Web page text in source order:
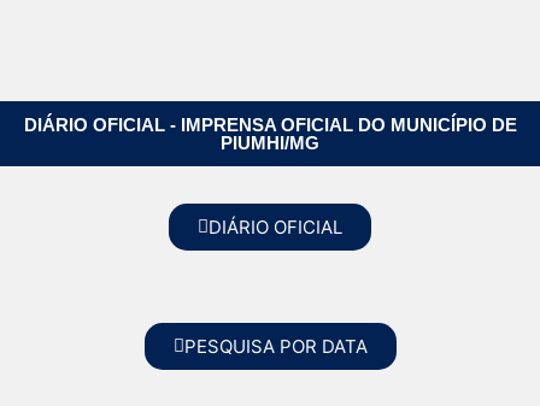
DIÁRIO OFICIAL - IMPRENSA OFICIAL DO MUNICÍPIO DE
PIUMHI/MG
DIÁRIO OFICIAL
PESQUISA POR DATA